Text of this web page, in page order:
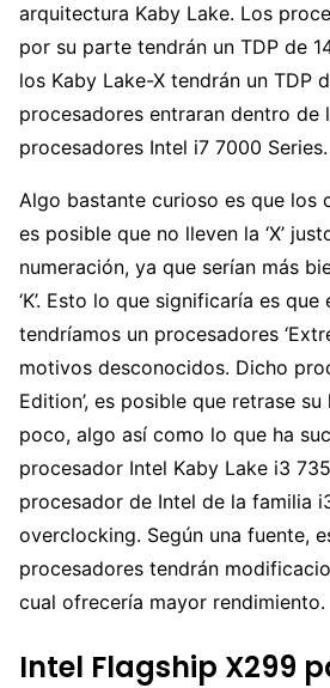
arquitectura Kaby Lake. Los
por su parte tendrán un TDP de
los Kaby Lake-X tendrán un TDP
procesadores entraran dentro de
procesadores Intel i7 7000 Series.
Algo bastante curioso es que los
es posible que no lleven la ‘X’
numeración, ya que serían más
‘K’. Esto lo que significaría es
tendríamos un procesadores
motivos desconocidos. Dicho
Edition’, es posible que retrase
poco, algo así como lo que ha
procesador Intel Kaby Lake i3
procesador de Intel de la familia
overclocking. Según una fuente,
procesadores tendrán
cual ofrecería mayor rendimiento.
Intel Flagship X299